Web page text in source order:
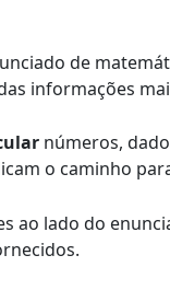
de
informações
números,
o caminho
ao lado do